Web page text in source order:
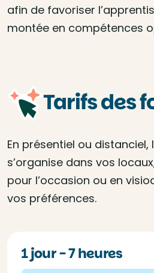
afin de favoriser
montée en compétences
Tarifs des
En présentiel ou
s’organise dans vos
pour l’occasion ou en
vos préférences.
1 jour - 7 heures